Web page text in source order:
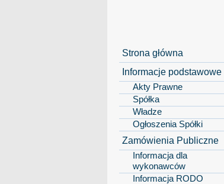
Strona główna
Informacje podstawowe
Akty Prawne
Spółka
Władze
Ogłoszenia Spółki
Zamówienia Publiczne
Informacja dla
wykonawców
Informacja RODO